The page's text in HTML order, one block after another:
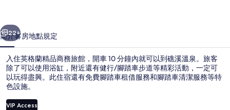
旅
館
的
相
片
個 下一個
22+
簡介客房地點規定
入住英格蘭精品商務旅館，開車 10 分鐘內就可以到礁溪溫泉。旅客
除了可以使用浴缸，附近還有健行/腳踏車步道等精彩活動，一定可
以玩得盡興。此住宿還有免費腳踏車租借服務和腳踏車清潔服務等特
色設施。
VIP Access